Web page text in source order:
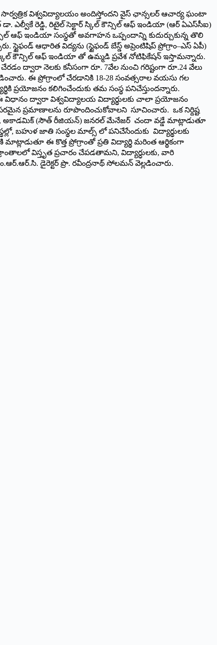
విశ్వవిద్యాలయం అందిస్తోందని వైస్ ఛాన్సలర్ ఆచార్య ఘంటా
ఎల్వీకే రెడ్డి, రిటైల్ సెక్టార్ స్కిల్ కౌన్సిల్ ఆఫ్ ఇండియా (ఆర్ ఏఎస్‌సీఐ)
ఆఫ్ ఇండియా సంస్థతో అవగాహన ఒప్పందాన్ని కుదుర్చుకున్న తొలి
ఆధారిత విద్యను (స్టైఫండ్ బేస్డ్ అప్రెంటిషిప్ ప్రోగ్రాం–ఎస్ ఏపీ)
కౌన్సిల్ ఆఫ్ ఇండియా తో ఉమ్మడి ప్రవేశ నోటిఫికేషన్ ఇస్తామన్నారు.
ద్వారా నెలకు కనీసంగా రూ. 7వేల నుంచి గరిష్టంగా రూ.24 వేలు
ఈ ప్రోగ్రాంలో చేరడానికి 18-28 సంవత్సరాల వయసు గల
ప్రయోజనం కలిగించేందుకు తమ సంస్థ పనిచేస్తుందన్నారు.
ఈ విధానం ద్వారా విశ్వవిద్యాలయ విద్యార్థులకు చాలా ప్రయోజనం
ప్రమాణాలను రూపొందించుకోవాలని సూచించారు. ఒక నిర్దిష్ట
అకాడమిక్ (సౌత్ రీజియన్) జనరల్ మేనేజర్ చందా వడ్డే మాట్లాడుతూ
బహుళ జాతి సంస్థల మాల్స్ లో పనిచేసేందుకు విద్యార్థులకు
ఈ కొత్త ప్రోగ్రాంతో ప్రతి విద్యార్థి మరింత ఆర్థికంగా
విస్తృత ప్రచారం చేపడతామని, విద్యార్ధులకు, వారి
డైరెక్టర్ ప్రొ. రవీంద్రనాథ్ సోలమన్ వెల్లడించారు.